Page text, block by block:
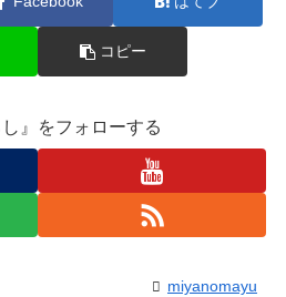
コピー
し』をフォローする
miyanomayu